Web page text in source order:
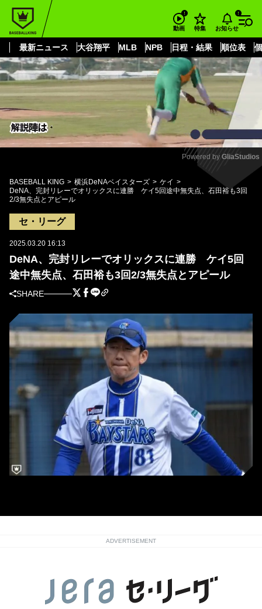
動画 特集 お知らせ
最新ニュース 大谷翔平 MLB NPB 日程・結果 順位表
もっと見る
Mute
Powered by GliaStudios
BASEBALL KING 横浜DeNAベイスターズ
ケイ
DeNA、完封リレーでオリックスに連勝 ケイ5回途中無失点、石田裕も3回
2/3無失点とアピール
セ・リーグ
2025.03.20 16:13
DeNA、完封リレーでオリックスに連勝 ケイ5回
途中無失点、石田裕も3回2/3無失点とアピール
SHARE
ADVERTISEMENT